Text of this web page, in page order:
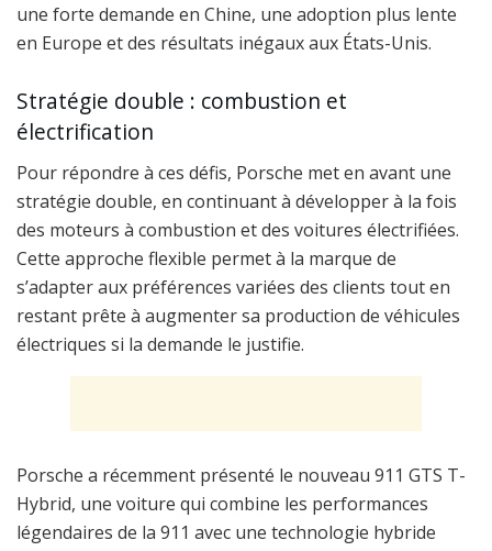
une forte demande en Chine, une adoption plus lente
en Europe et des résultats inégaux aux États-Unis.
Stratégie double : combustion et
électrification
Pour répondre à ces défis, Porsche met en avant une
stratégie double, en continuant à développer à la fois
des moteurs à combustion et des voitures électrifiées.
Cette approche flexible permet à la marque de
s’adapter aux préférences variées des clients tout en
restant prête à augmenter sa production de véhicules
électriques si la demande le justifie.
Porsche a récemment présenté le nouveau 911 GTS T-
Hybrid, une voiture qui combine les performances
légendaires de la 911 avec une technologie hybride